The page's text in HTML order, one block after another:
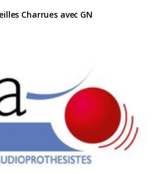
Charrues avec GN